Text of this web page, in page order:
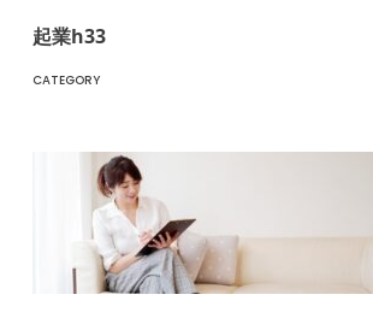
起業h33
CATEGORY